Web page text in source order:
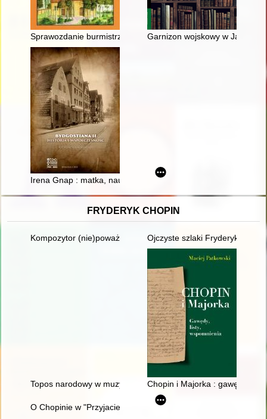
Sprawozdanie burmistrza Krotoszyna ze stanu miasta i
Garnizon wojskowy w
Irena Gnap : matka, nauczycielka, społecznik
FRYDERYK CHOPIN
Kompozytor (nie)poważny. Poczucie humoru Fryderyka
Ojczyste szlaki Fryderyka
Topos narodowy w muzyce polskiej pierwszej połowy XIX
Chopin i Majorka : gawędy,
O Chopinie w "Przyjacielu Ludu" (1836)